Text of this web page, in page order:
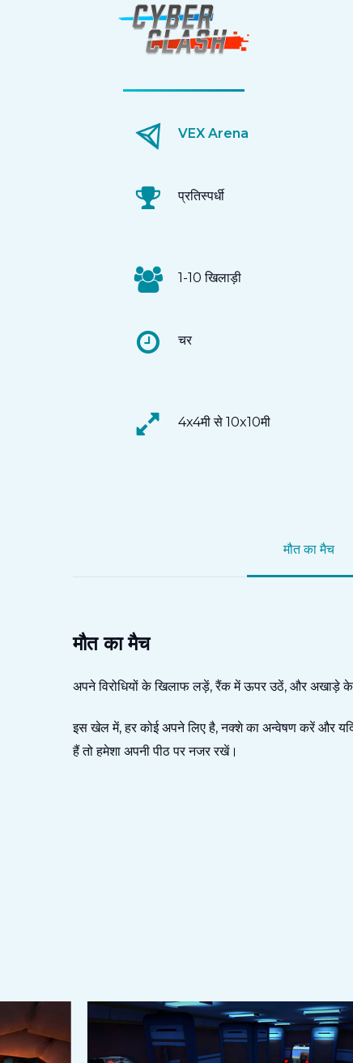
VEX Arena
प्रतिस्पर्धी
1-10 खिलाड़ी
चर
4x4मी से 10x10मी
मौत का मैच
मौत का मैच
अपने विरोधियों के खिलाफ लड़ें, रैंक में ऊपर उठें, और अखाड़े
इस खेल में, हर कोई अपने लिए है, नक्शे का अन्वेषण करें और यदि
हैं तो हमेशा अपनी पीठ पर नजर रखें।